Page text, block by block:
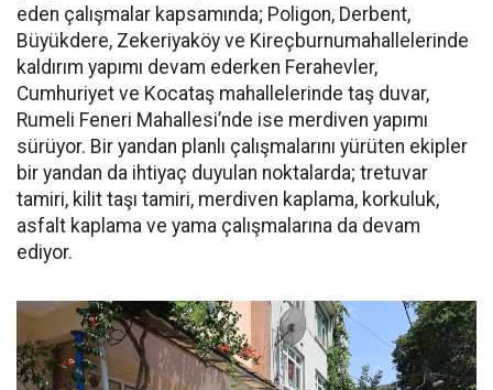
eden çalışmalar kapsamında; Poligon, Derbent,
Büyükdere, Zekeriyaköy ve Kireçburnumahallelerinde
kaldırım yapımı devam ederken Ferahevler,
Cumhuriyet ve Kocataş mahallelerinde taş duvar,
Rumeli Feneri Mahallesi’nde ise merdiven yapımı
sürüyor. Bir yandan planlı çalışmalarını yürüten ekipler
bir yandan da ihtiyaç duyulan noktalarda; tretuvar
tamiri, kilit taşı tamiri, merdiven kaplama, korkuluk,
asfalt kaplama ve yama çalışmalarına da devam
ediyor.